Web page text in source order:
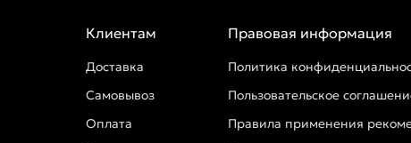
Клиентам
Доставка
Самовывоз
Оплата
Правовая информация
Политика
Пользовательское
Правила применения